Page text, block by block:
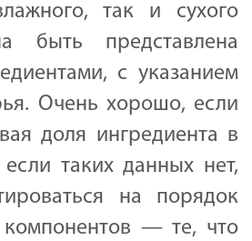
так и сухого
быть представлена
с указанием
Очень хорошо, если
доля ингредиента в
таких данных нет,
на порядок
компонентов — те, что